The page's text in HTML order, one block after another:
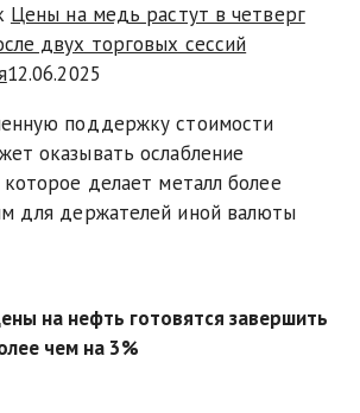
Цены на медь растут в четверг
двух торговых сессий
12.06.2025
поддержку стоимости
оказывать ослабление
которое делает металл более
для держателей иной валюты
на нефть готовятся завершить
чем на 3%